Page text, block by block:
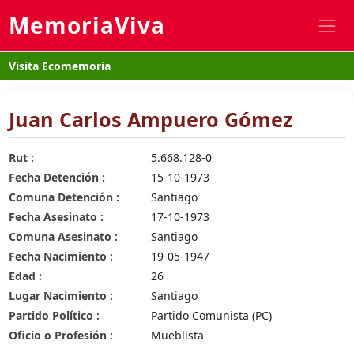
MemoriaViva
Visita Ecomemoria
Juan Carlos Ampuero Gómez
Rut :
5.668.128-0
Fecha Detención :
15-10-1973
Comuna Detención :
Santiago
Fecha Asesinato :
17-10-1973
Comuna Asesinato :
Santiago
Fecha Nacimiento :
19-05-1947
Edad :
26
Lugar Nacimiento :
Santiago
Partido Político :
Partido Comunista (PC)
Oficio o Profesión :
Mueblista